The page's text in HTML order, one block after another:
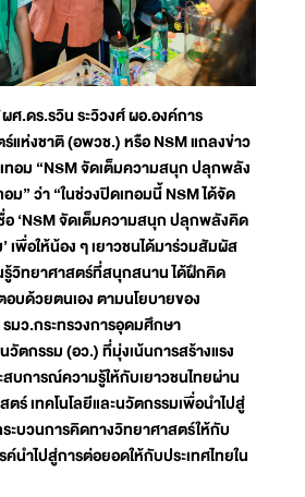
ศ.ดร.รวิน ระวิวงศ์ ผอ.องค์การ
ห่งชาติ (อพวช.) หรือ NSM แถลงข่าว
อม “NSM จัดเต็มความสนุก ปลุกพลัง
ม” ว่า “ในช่วงปิดเทอมนี้ NSM ได้จัด
‘NSM จัดเต็มความสนุก ปลุกพลังคิด
เพื่อให้น้อง ๆ เยาวชนได้มาร่วมสัมผัส
รู้วิทยาศาสตร์ที่สนุกสนาน ได้ฝึกคิด
อบด้วยตนเอง ตามนโยบายของ
มว.กระทรวงการอุดมศึกษา
ตกรรม (อว.) ที่มุ่งเน้นการสร้างแรง
สบการณ์ความรู้ให้กับเยาวชนไทยผ่าน
ร์ เทคโนโลยีและนวัตกรรมเพื่อนำไปสู่
บวนการคิดทางวิทยาศาสตร์ให้กับ
นำไปสู่การต่อยอดให้กับประเทศไทยใน